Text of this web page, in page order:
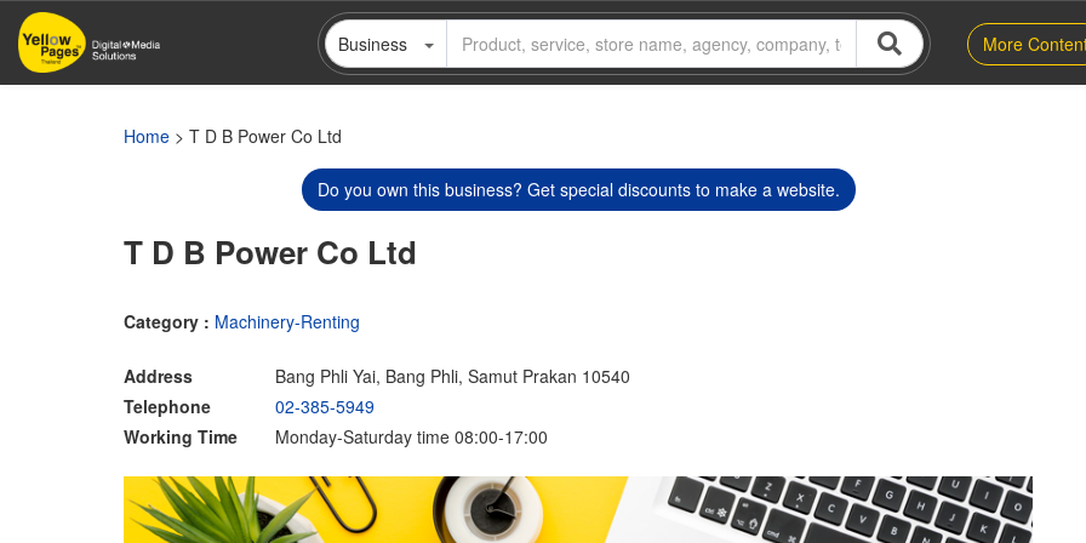
Skip
main
Business More
Home > T D B Power Co Ltd
Do you own this business? Get special discounts to make a website.
T D B Power Co Ltd
Category : Machinery-Renting
Address
Bang Phli Yai, Bang Phli, Samut Prakan 10540
Telephone
02-385-5949
Working Time
Monday-Saturday time 08:00-17:00